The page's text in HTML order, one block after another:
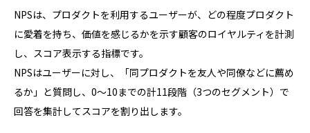
NPSは、プロダクトを利用するユーザーが、どの程度プロダクト
に愛着を持ち、価値を感じるかを示す顧客のロイヤルティを計測
し、スコア表示する指標です。
NPSはユーザーに対し、「同プロダクトを友人や同僚などに薦め
るか」と質問し、0～10までの計11段階（3つのセグメント）で
回答を集計してスコアを割り出します。